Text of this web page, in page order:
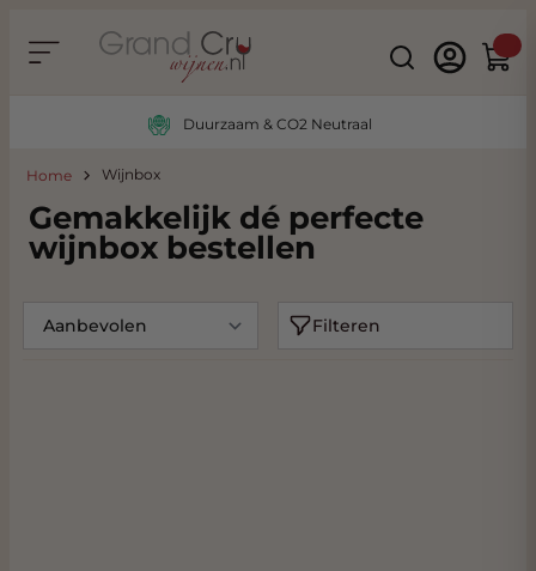
Search
Duurzaam & CO2 Neutraal
Home Wijnbox
Gemakkelijk dé perfecte
wijnbox bestellen
Filteren